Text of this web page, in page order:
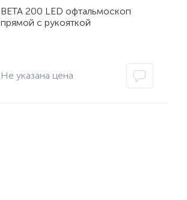
BETA 200 LED офтальмоскоп
прямой с рукояткой
Не указана цена